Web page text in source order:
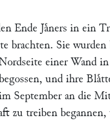
Ende Jaͤners in ein
brachten. Sie wurden
einer Wand
und ihre
September an die
zu treiben